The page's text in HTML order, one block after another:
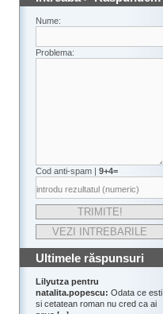
Nume:
Problema:
Cod anti-spam | 9+4=
Ultimele răspunsuri
Lilyutza pentru
natalita.popescu: Odata ce esti
si cetatean roman nu cred ca ai